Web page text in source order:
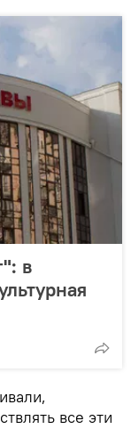
в
все эти